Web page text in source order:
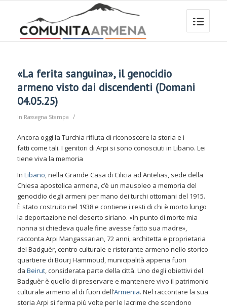
«La ferita sanguina», il genocidio
armeno visto dai discendenti (Domani
04.05.25)
in Rassegna Stampa /
Ancora oggi la Turchia rifiuta di riconoscere la storia e i
fatti come tali. I genitori di Arpi si sono conosciuti in Libano. Lei
tiene viva la memoria
In Libano, nella Grande Casa di Cilicia ad Antelias, sede della
Chiesa apostolica armena, c’è un mausoleo a memoria del
genocidio degli armeni per mano dei turchi ottomani del 1915.
È stato costruito nel 1938 e contiene i resti di chi è morto lungo
la deportazione nel deserto siriano. «In punto di morte mia
nonna si chiedeva quale fine avesse fatto sua madre»,
racconta Arpi Mangassarian, 72 anni, architetta e proprietaria
del Badguèr, centro culturale e ristorante armeno nello storico
quartiere di Bourj Hammoud, municipalità appena fuori
da Beirut, considerata parte della città. Uno degli obiettivi del
Badguèr è quello di preservare e mantenere vivo il patrimonio
culturale armeno al di fuori dell’Armenia. Nel raccontare la sua
storia Arpi si ferma più volte per le lacrime che scendono